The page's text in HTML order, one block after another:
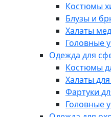
Костюмы
Блузы и
Халаты
Головные
Одежда для
Костюмы
Халаты
Фартуки
Головные